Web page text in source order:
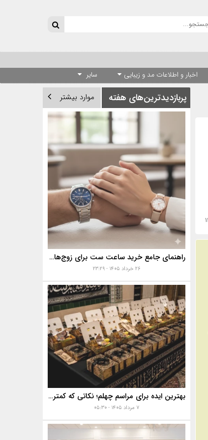
اخبار و اطلاعات مد و زیبایی سایر
پربازدیدترین‌های هفته موارد بیشتر
راهنمای جامع خرید ساعت ست برای زوج‌های موفق
۲۶ خرداد ۱۴۰۵ - ۲۳:۲۹
بهترین ایده برای مراسم چهلم؛ نکاتی که کمتر به آن‌ها توجه می‌شود
۷ مرداد ۱۴۰۵ - ۰۵:۳۰